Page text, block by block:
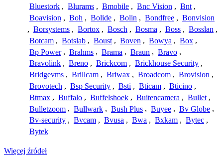
Bluestork , Blurams , Bmobile , Bnc Vision , Bnt ,
Boavision , Boh , Bolide , Bolin , Bondfree , Bonvision
, Borsystems , Bortox , Bosch , Bosma , Boss , Bosslan ,
Botcam , Botslab , Boust , Boven , Bowya , Box ,
Bp Power , Brahms , Brama , Braun , Bravo ,
Bravolink , Breno , Brickcom , Brickhouse Security ,
Bridgevms , Brillcam , Briwax , Broadcom , Brovision ,
Brovotech , Bsp Security , Bsti , Bticam , Bticino ,
Btmax , Buffalo , Buffelshoek , Buitencamera , Bullet ,
Bulletzoom , Bullwark , Bush Plus , Buyee , Bv Globe ,
Bv-security , Bvcam , Bvusa , Bwa , Bxkam , Bytec ,
Bytek
Więcej źródeł